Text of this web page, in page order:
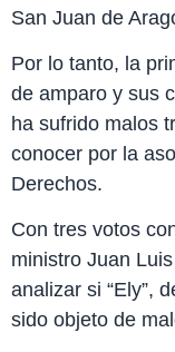
San Juan de
Por lo tanto, la
de amparo y sus
ha sufrido malos
conocer por la
Derechos.
Con tres votos
ministro Juan
analizar si “Ely”,
sido objeto de